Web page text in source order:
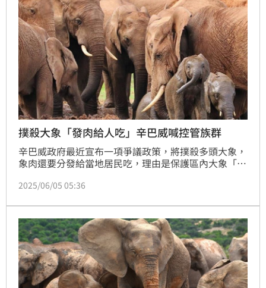
撲殺大象「發肉給人吃」辛巴威喊控管族群
辛巴威政府最近宣布一項爭議政策，將撲殺多頭大象，
象肉還要分發給當地居民吃，理由是保護區內大象「多
掀起激烈討論，不少人直呼「太殘忍」、「拿觀光明星
2025/06/05 05:36